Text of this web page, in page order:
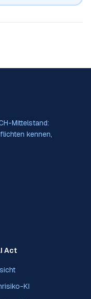
Mittelstand:
kennen,
Act
KI